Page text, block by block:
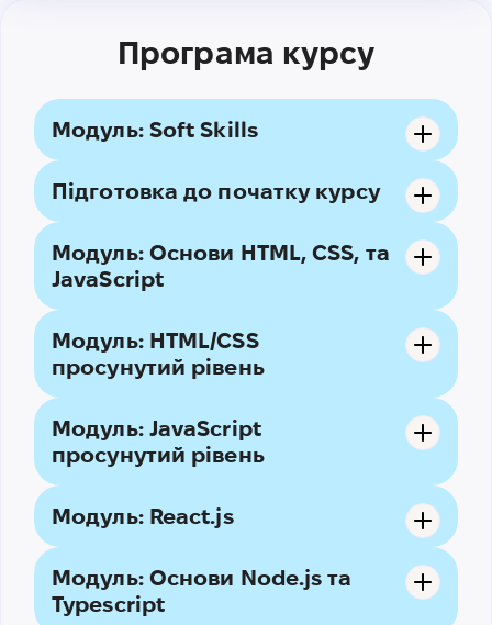
Програма курсу
Модуль: Soft Skills
Підготовка до початку курсу
Модуль: Основи HTML, CSS, та
JavaScript
Модуль: HTML/CSS
просунутий рівень
Модуль: JavaScript
просунутий рівень
Модуль: React.js
Модуль: Основи Node.js та
Typescript